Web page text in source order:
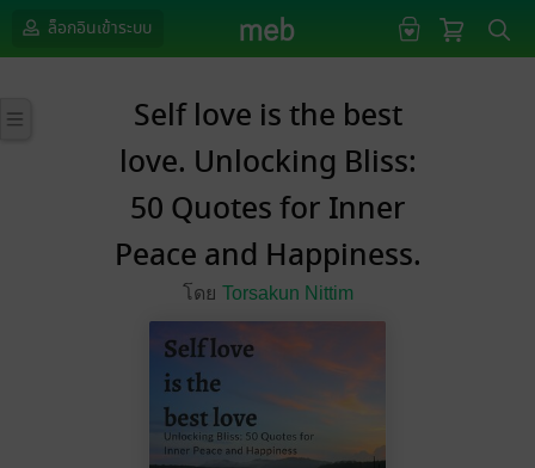
ล็อกอินเข้าระบบ
Self love is the best
love. Unlocking Bliss:
50 Quotes for Inner
Peace and Happiness.
โดย Torsakun Nittim